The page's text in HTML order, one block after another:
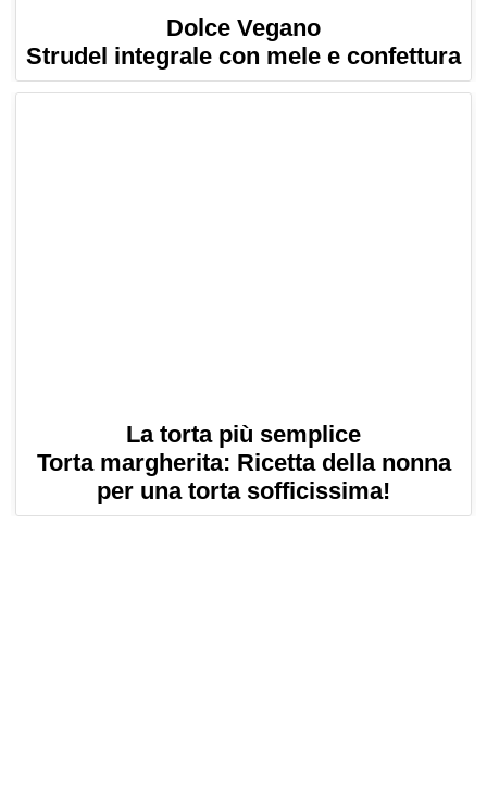
Dolce Vegano
Strudel integrale con mele e confettura
La torta più semplice
Torta margherita: Ricetta della nonna
per una torta sofficissima!